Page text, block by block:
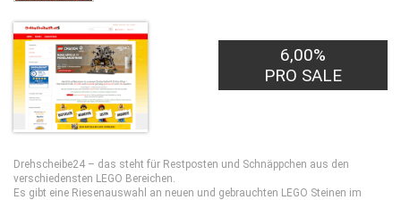
6,00%
PRO SALE
Drehscheibe24 – das steht für Restposten und Schnäppchen aus den
verschiedensten LEGO Bereichen.
Es gibt eine Riesenauswahl an neuen und gebrauchten LEGO Steinen im